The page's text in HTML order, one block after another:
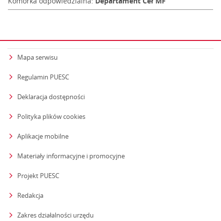
Mapa serwisu
Regulamin PUESC
Deklaracja dostępności
Polityka plików cookies
Aplikacje mobilne
Materiały informacyjne i promocyjne
Projekt PUESC
Redakcja
Zakres działalności urzędu